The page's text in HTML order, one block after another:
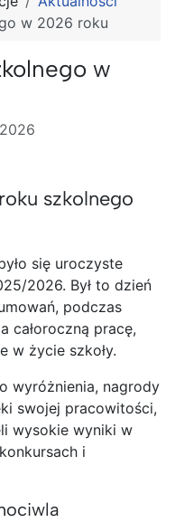
w 2026 roku
w
szkolnego
się uroczyste
2026. Był to dzień
podczas
całoroczną pracę,
w życie szkoły.
wyróżnienia, nagrody
swojej pracowitości,
wysokie wyniki w
i